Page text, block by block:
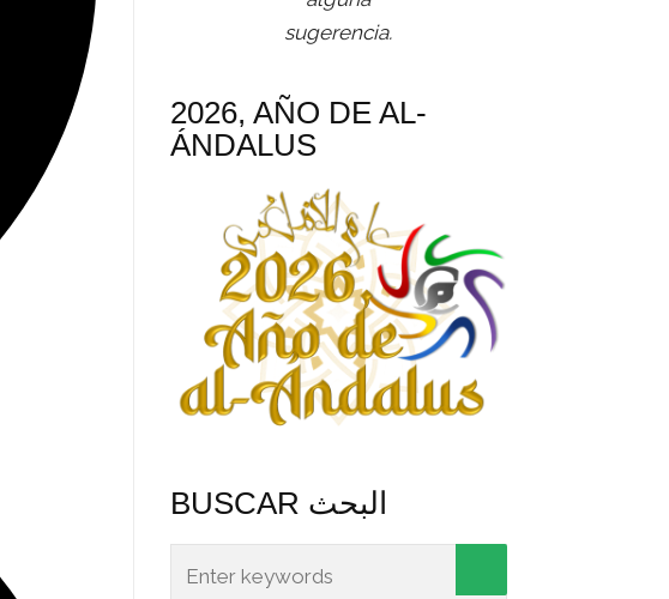
sugerencia.
2026, AÑO DE AL-
ÁNDALUS
BUSCAR البحث